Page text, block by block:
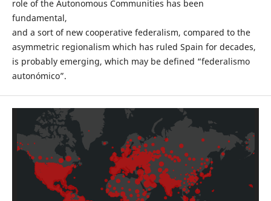
role of the Autonomous Communities has been
fundamental,
and a sort of new cooperative federalism, compared to the
asymmetric regionalism which has ruled Spain for decades,
is probably emerging, which may be defined “federalismo
autonómico”.